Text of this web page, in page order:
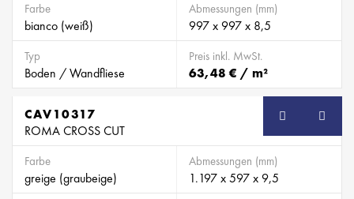
Farbe
bianco (weiß)
Abmessungen (mm)
997 x 997 x 8,5
Typ
Boden / Wandfliese
Preis inkl. MwSt.
63,48 € / m²
CAV10317
ROMA CROSS CUT
Farbe
greige (graubeige)
Abmessungen (mm)
1.197 x 597 x 9,5